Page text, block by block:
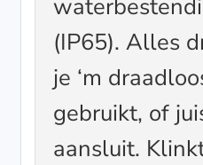
(IP65). Alles
je ‘m
gebruikt, of
aansluit.